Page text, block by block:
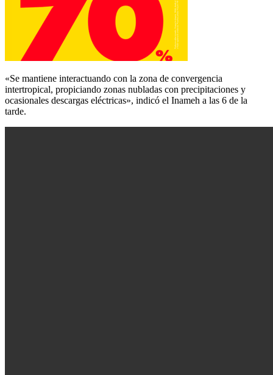
«Se mantiene interactuando con la zona de convergencia
intertropical, propiciando zonas nubladas con precipitaciones y
ocasionales descargas eléctricas», indicó el Inameh a las 6 de la
tarde.